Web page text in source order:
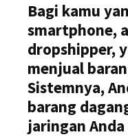
Bagi kamu
smartphone,
dropshipper,
menjual
Sistemnya,
barang
jaringan